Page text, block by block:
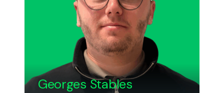
Georges Stables